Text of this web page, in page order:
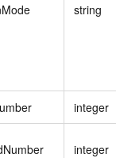
string
integer
integer